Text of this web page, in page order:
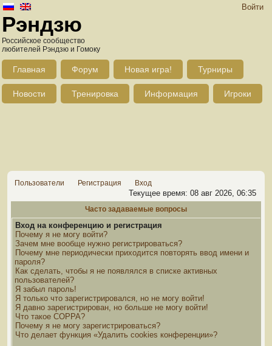
Войти
Рэндзю
Российское сообщество
любителей Рэндзю и Гомоку
Главная Форум Новая игра! Турниры
Новости Тренировка Информация Игроки
Пользователи Регистрация Вход
Текущее время: 08 авг 2026, 06:35
Часто задаваемые вопросы
Вход на конференцию и регистрация
Почему я не могу войти?
Зачем мне вообще нужно регистрироваться?
Почему мне периодически приходится повторять ввод имени и
пароля?
Как сделать, чтобы я не появлялся в списке активных
пользователей?
Я забыл пароль!
Я только что зарегистрировался, но не могу войти!
Я давно зарегистрирован, но больше не могу войти!
Что такое COPPA?
Почему я не могу зарегистрироваться?
Что делает функция «Удалить cookies конференции»?